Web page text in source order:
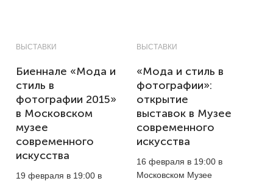
ВЫСТАВКИ
Биеннале «Мода и
стиль в
фотографии 2015»
в Московском
музее
современного
искусства
19 февраля в 19:00 в
ВЫСТАВКИ
«Мода и стиль в
фотографии»:
открытие
выставок в Музее
современного
искусства
16 февраля в 19:00 в
Московском Музее